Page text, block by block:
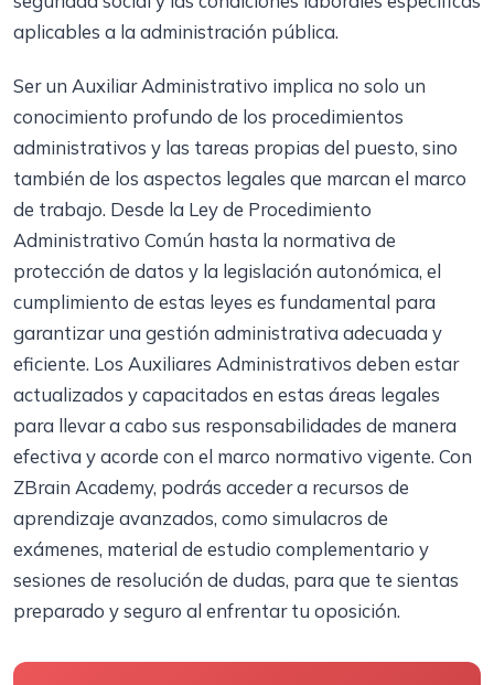
aplicables a la administración pública.
Ser un Auxiliar Administrativo implica no solo un
conocimiento profundo de los procedimientos
administrativos y las tareas propias del puesto, sino
también de los aspectos legales que marcan el marco
de trabajo. Desde la Ley de Procedimiento
Administrativo Común hasta la normativa de
protección de datos y la legislación autonómica, el
cumplimiento de estas leyes es fundamental para
garantizar una gestión administrativa adecuada y
eficiente. Los Auxiliares Administrativos deben estar
actualizados y capacitados en estas áreas legales
para llevar a cabo sus responsabilidades de manera
efectiva y acorde con el marco normativo vigente. Con
ZBrain Academy, podrás acceder a recursos de
aprendizaje avanzados, como simulacros de
exámenes, material de estudio complementario y
sesiones de resolución de dudas, para que te sientas
preparado y seguro al enfrentar tu oposición.